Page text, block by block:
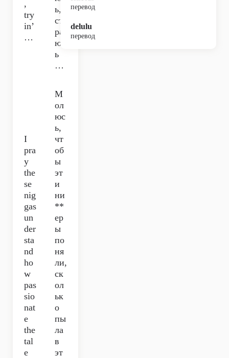
,
try
in’
…
ь,
ста
ра
юс
ь
…
I
pra
y
the
se
nig
gas
un
der
sta
nd
ho
w
pas
sio
nat
e
the
tal
e
М
ол
юс
ь,
чт
об
ы
эт
и
ни
**
ер
ы
по
ня
ли,
ск
ол
ьк
о
пы
ла
в
эт
перевод
delulu
перевод